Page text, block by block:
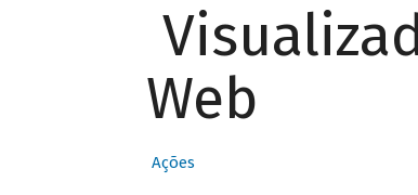
Web
Ações